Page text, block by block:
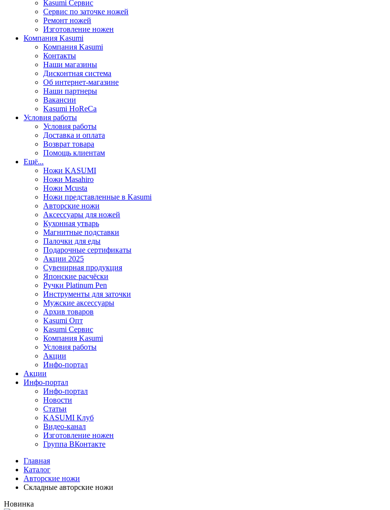
Кasumi Сервис
Сервис по заточке ножей
Ремонт ножей
Изготовление ножен
Компания Kasumi
Компания Kasumi
Контакты
Наши магазины
Дисконтная система
Об интернет-магазине
Наши партнеры
Вакансии
Kasumi HoReCa
Условия работы
Условия работы
Доставка и оплата
Возврат товара
Помощь клиентам
Ещё...
Ножи KASUMI
Ножи Masahiro
Ножи Mcusta
Ножи представленные в Kasumi
Авторские ножи
Аксессуары для ножей
Кухонная утварь
Магнитные подставки
Палочки для еды
Подарочные сертификаты
Акции 2025
Сувенирная продукция
Японские расчёски
Ручки Platinum Pen
Инструменты для заточки
Мужские аксессуары
Архив товаров
Kasumi Опт
Кasumi Сервис
Компания Kasumi
Условия работы
Акции
Инфо-портал
Акции
Инфо-портал
Инфо-портал
Новости
Статьи
KASUMI Клуб
Видео-канал
Изготовление ножен
Группа ВКонтакте
Главная
Каталог
Авторские ножи
Складные авторские ножи
Новинка